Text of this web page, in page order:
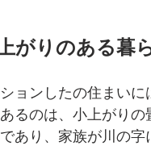
がりのある暮
ョンしたの住まい
るのは、小上がり
あり、家族が川の